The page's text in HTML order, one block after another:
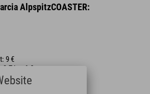
AlpspitzCOASTER:
9 €
3-7 lat: 6 €